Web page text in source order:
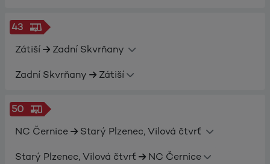
43
Zátiší
Zadní Skvrňany
Zadní Skvrňany
Zátiší
50
NC Černice
Starý Plzenec, Vilová čtvrť
Starý Plzenec, Vilová čtvrť
NC Černice